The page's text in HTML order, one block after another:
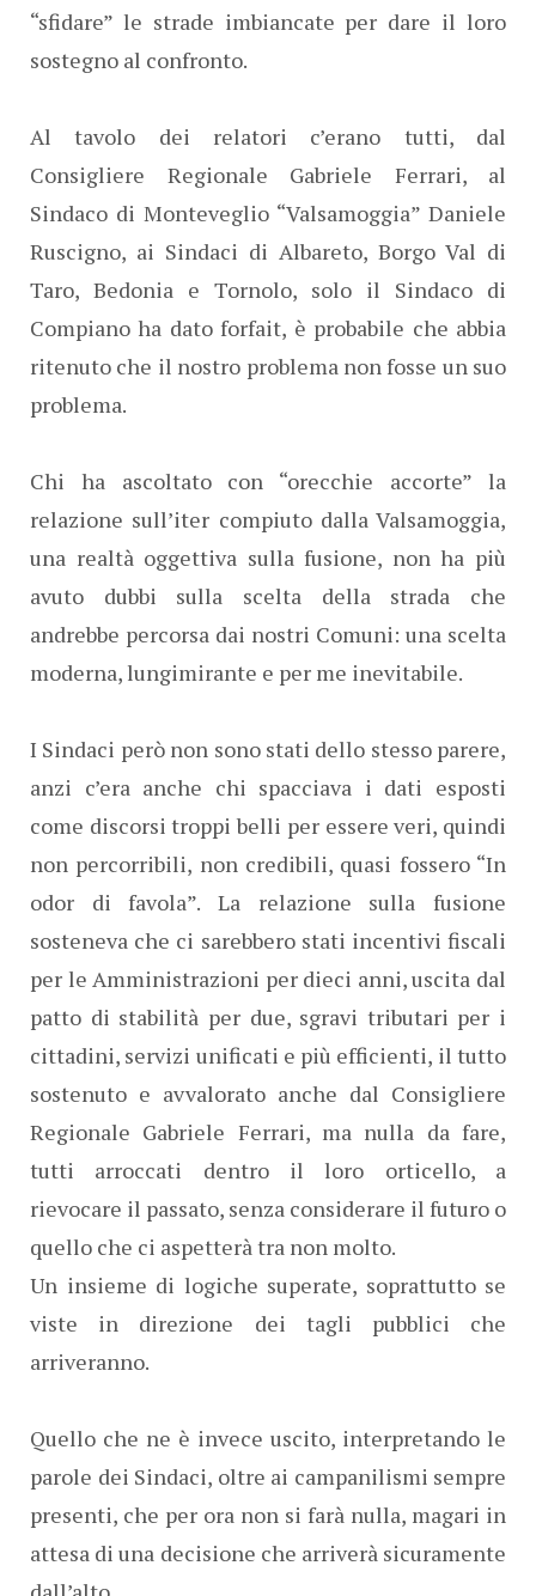
“sfidare” le strade imbiancate per dare il loro
sostegno al confronto.
Al tavolo dei relatori c’erano tutti, dal
Consigliere Regionale Gabriele Ferrari, al
Sindaco di Monteveglio “Valsamoggia” Daniele
Ruscigno, ai Sindaci di Albareto, Borgo Val di
Taro, Bedonia e Tornolo, solo il Sindaco di
Compiano ha dato forfait, è probabile che abbia
ritenuto che il nostro problema non fosse un suo
problema.
Chi ha ascoltato con “orecchie accorte” la
relazione sull’iter compiuto dalla Valsamoggia,
una realtà oggettiva sulla fusione, non ha più
avuto dubbi sulla scelta della strada che
andrebbe percorsa dai nostri Comuni: una scelta
moderna, lungimirante e per me inevitabile.
I Sindaci però non sono stati dello stesso parere,
anzi c’era anche chi spacciava i dati esposti
come discorsi troppi belli per essere veri, quindi
non percorribili, non credibili, quasi fossero “In
odor di favola”. La relazione sulla fusione
sosteneva che ci sarebbero stati incentivi fiscali
per le Amministrazioni per dieci anni, uscita dal
patto di stabilità per due, sgravi tributari per i
cittadini, servizi unificati e più efficienti, il tutto
sostenuto e avvalorato anche dal Consigliere
Regionale Gabriele Ferrari, ma nulla da fare,
tutti arroccati dentro il loro orticello, a
rievocare il passato, senza considerare il futuro o
quello che ci aspetterà tra non molto.
Un insieme di logiche superate, soprattutto se
viste in direzione dei tagli pubblici che
arriveranno.
Quello che ne è invece uscito, interpretando le
parole dei Sindaci, oltre ai campanilismi sempre
presenti, che per ora non si farà nulla, magari in
attesa di una decisione che arriverà sicuramente